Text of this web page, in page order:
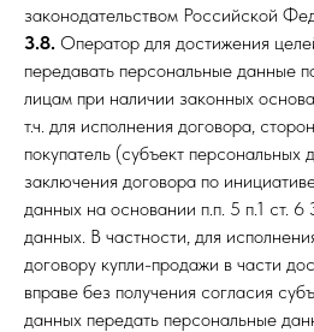
законодательством Российской
3.8. Оператор для достижения
передавать персональные данные
лицам при наличии законных
т.ч. для исполнения договора,
покупатель (субъект персональных
заключения договора по
данных на основании п.п. 5 п.1 ст.
данных. В частности, для
договору купли-продажи в части
вправе без получения согласия
данных передать персональные